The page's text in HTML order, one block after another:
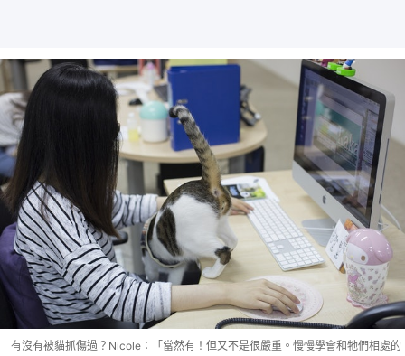
有沒有被貓抓傷過？Nicole：「當然有！但又不是很嚴重。慢慢學會和牠們相處的